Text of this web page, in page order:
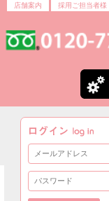
店舗案内 採用ご担当者様